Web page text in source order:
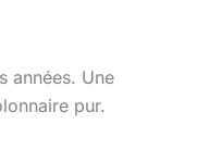
années. Une
pur.